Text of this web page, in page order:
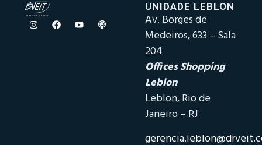
UNIDADE LEBLON
Av. Borges de
Medeiros, 633 – Sala
204
Offices Shopping
Leblon
Leblon, Rio de
Janeiro – RJ